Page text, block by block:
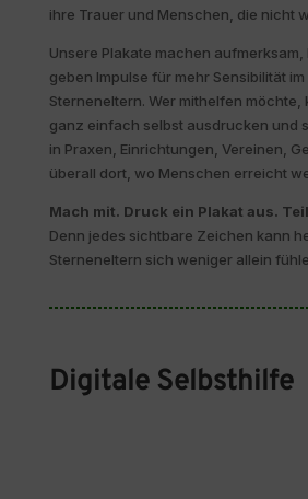
ihre Trauer und Menschen, die nicht
Unsere Plakate machen
geben Impulse für mehr Sensibilität im
Sterneneltern. Wer mithelfen möchte,
ganz einfach selbst ausdrucken und
in Praxen, Einrichtungen, Vereinen,
überall dort, wo Menschen erreicht
Mach mit. Druck ein Plakat aus.
Denn jedes sichtbare Zeichen kann
Sterneneltern sich weniger allein
Digitale Selbsthilfe